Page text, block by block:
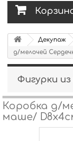
Декупаж
д/мелочей
Фигурки
Коробка д/
маше/